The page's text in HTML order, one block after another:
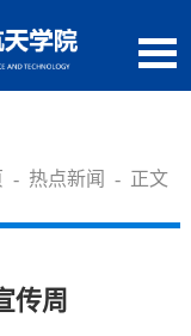
- 热点新闻 - 正文
传周